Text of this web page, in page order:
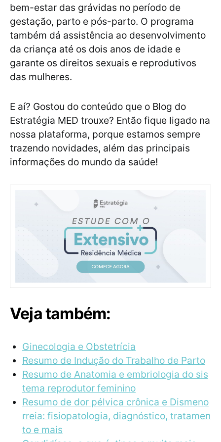
bem-estar das grávidas no período de
gestação, parto e pós-parto. O programa
também dá assistência ao desenvolvimento
da criança até os dois anos de idade e
garante os direitos sexuais e reprodutivos
das mulheres.
E aí? Gostou do conteúdo que o Blog do
Estratégia MED trouxe? Então fique ligado na
nossa plataforma, porque estamos sempre
trazendo novidades, além das principais
informações do mundo da saúde!
Veja também:
Ginecologia e Obstetrícia
Resumo de Indução do Trabalho de Parto
Resumo de Anatomia e embriologia do sis
tema reprodutor feminino
Resumo de dor pélvica crônica e Dismeno
rreia: fisiopatologia, diagnóstico, tratamen
to e mais